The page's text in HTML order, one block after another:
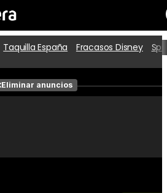
Cartelera
Películas
Taquilla España Fracasos Disney
Eliminar anuncios